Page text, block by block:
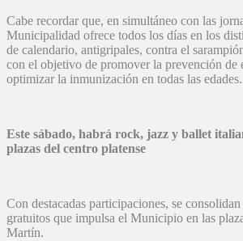
Cabe recordar que, en simultáneo con las
Municipalidad ofrece todos los días en los
de calendario, antigripales, contra el
con el objetivo de promover la prevención de
optimizar la inmunización en todas las edades.
Este sábado, habrá rock, jazz y ballet
plazas del centro platense
Con destacadas participaciones, se
gratuitos que impulsa el Municipio en las
Martín.